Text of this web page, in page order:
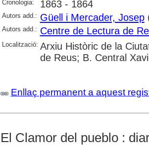
Cronologia: 1863 - 1864
Autors add.: Güell i Mercader, Josep
Autors add.: Centre de Lectura de
Localització: Arxiu Històric de la
de Reus; B. Central
Enllaç permanent a aquest
El Clamor del pueblo :